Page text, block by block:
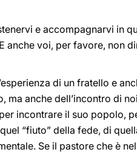
e accompagnarvi in
anche voi, per favore, non
di un fratello e
ma anche dell’incontro di
incontrare il suo popolo,
“fiuto” della fede, di
Se il pastore che è